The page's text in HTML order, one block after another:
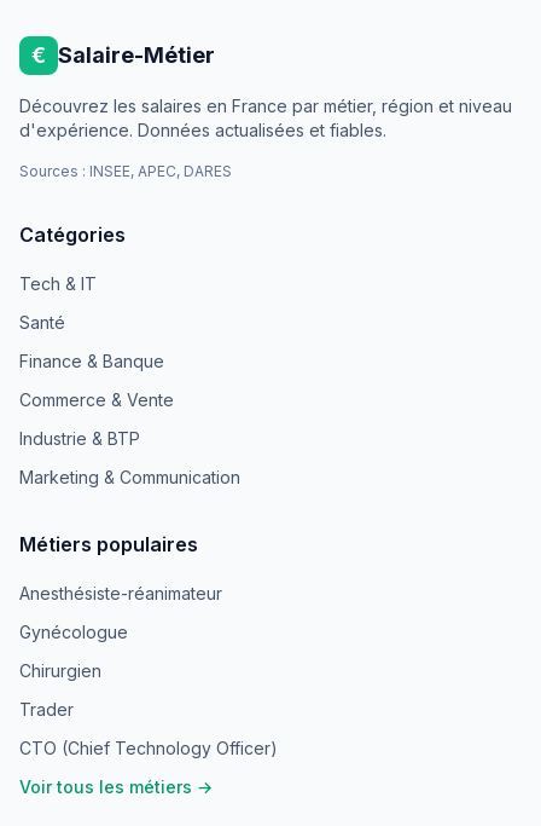
€ Salaire-Métier
Découvrez les salaires en France par métier, région et niveau
d'expérience. Données actualisées et fiables.
Sources : INSEE, APEC, DARES
Catégories
Tech & IT
Santé
Finance & Banque
Commerce & Vente
Industrie & BTP
Marketing & Communication
Métiers populaires
Anesthésiste-réanimateur
Gynécologue
Chirurgien
Trader
CTO (Chief Technology Officer)
Voir tous les métiers →